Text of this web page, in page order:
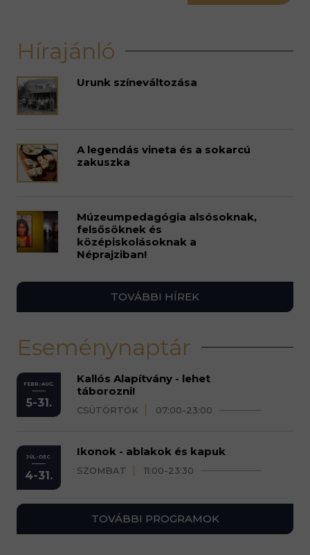
Hírajánló
Urunk színeváltozása
A legendás vineta és a sokarcú
zakuszka
Múzeumpedagógia alsósoknak,
felsősöknek és
középiskolásoknak a
Néprajziban!
TOVÁBBI HÍREK
Eseménynaptár
FEBR.-AUG.
5-31.
Kallós Alapítvány - lehet
táborozni!
CSÜTÖRTÖK 07:00-23:00
JÚL.-DEC.
4-31.
Ikonok - ablakok és kapuk
SZOMBAT 11:00-23:30
TOVÁBBI PROGRAMOK